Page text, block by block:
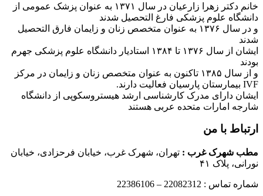
خانم دکتر زهرا زارعیان در سال ۱۳۷۱ به عنوان پزشک عمومی از
دانشگاه علوم پزشکی فارغ التحصیل شدند
و در سال ۱۳۷۶ به عنوان متخصص زنان و زایمان فارق التحصیل
شدند
ایشان از سال ۱۳۷۶ تا ۱۳۸۴ استادیار دانشگاه علوم پزشکی جهرم
بودند
و از سال ۱۳۸۵ تاکنون به عنوان متخصص زنان و زایمان در مرکز
IVF بیمارستان پارسیان فعالیت دارند.
ایشان دارای مدرک کارشناسی ارشد هیستروسکوپی از دانشگاه
شارجه امارات متحده عربی هستند
ارتباط با من
مطب شهرک غرب : تهران، شهرک غرب، خیابان فرحزادی، خیابان
نورانی، پلاک ۴۱
شماره تماس : 22082312 – 22386106